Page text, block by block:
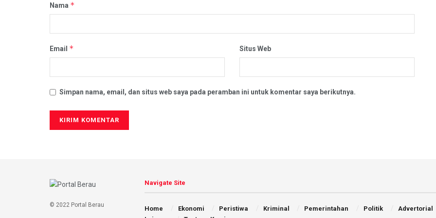
Nama *
Email * Situs Web
Simpan nama, email, dan situs web saya pada peramban ini untuk komentar saya berikutnya.
© 2022 Portal Berau
Navigate Site
Home Ekonomi Peristiwa Kriminal Pemerintahan Politik
Advertorial